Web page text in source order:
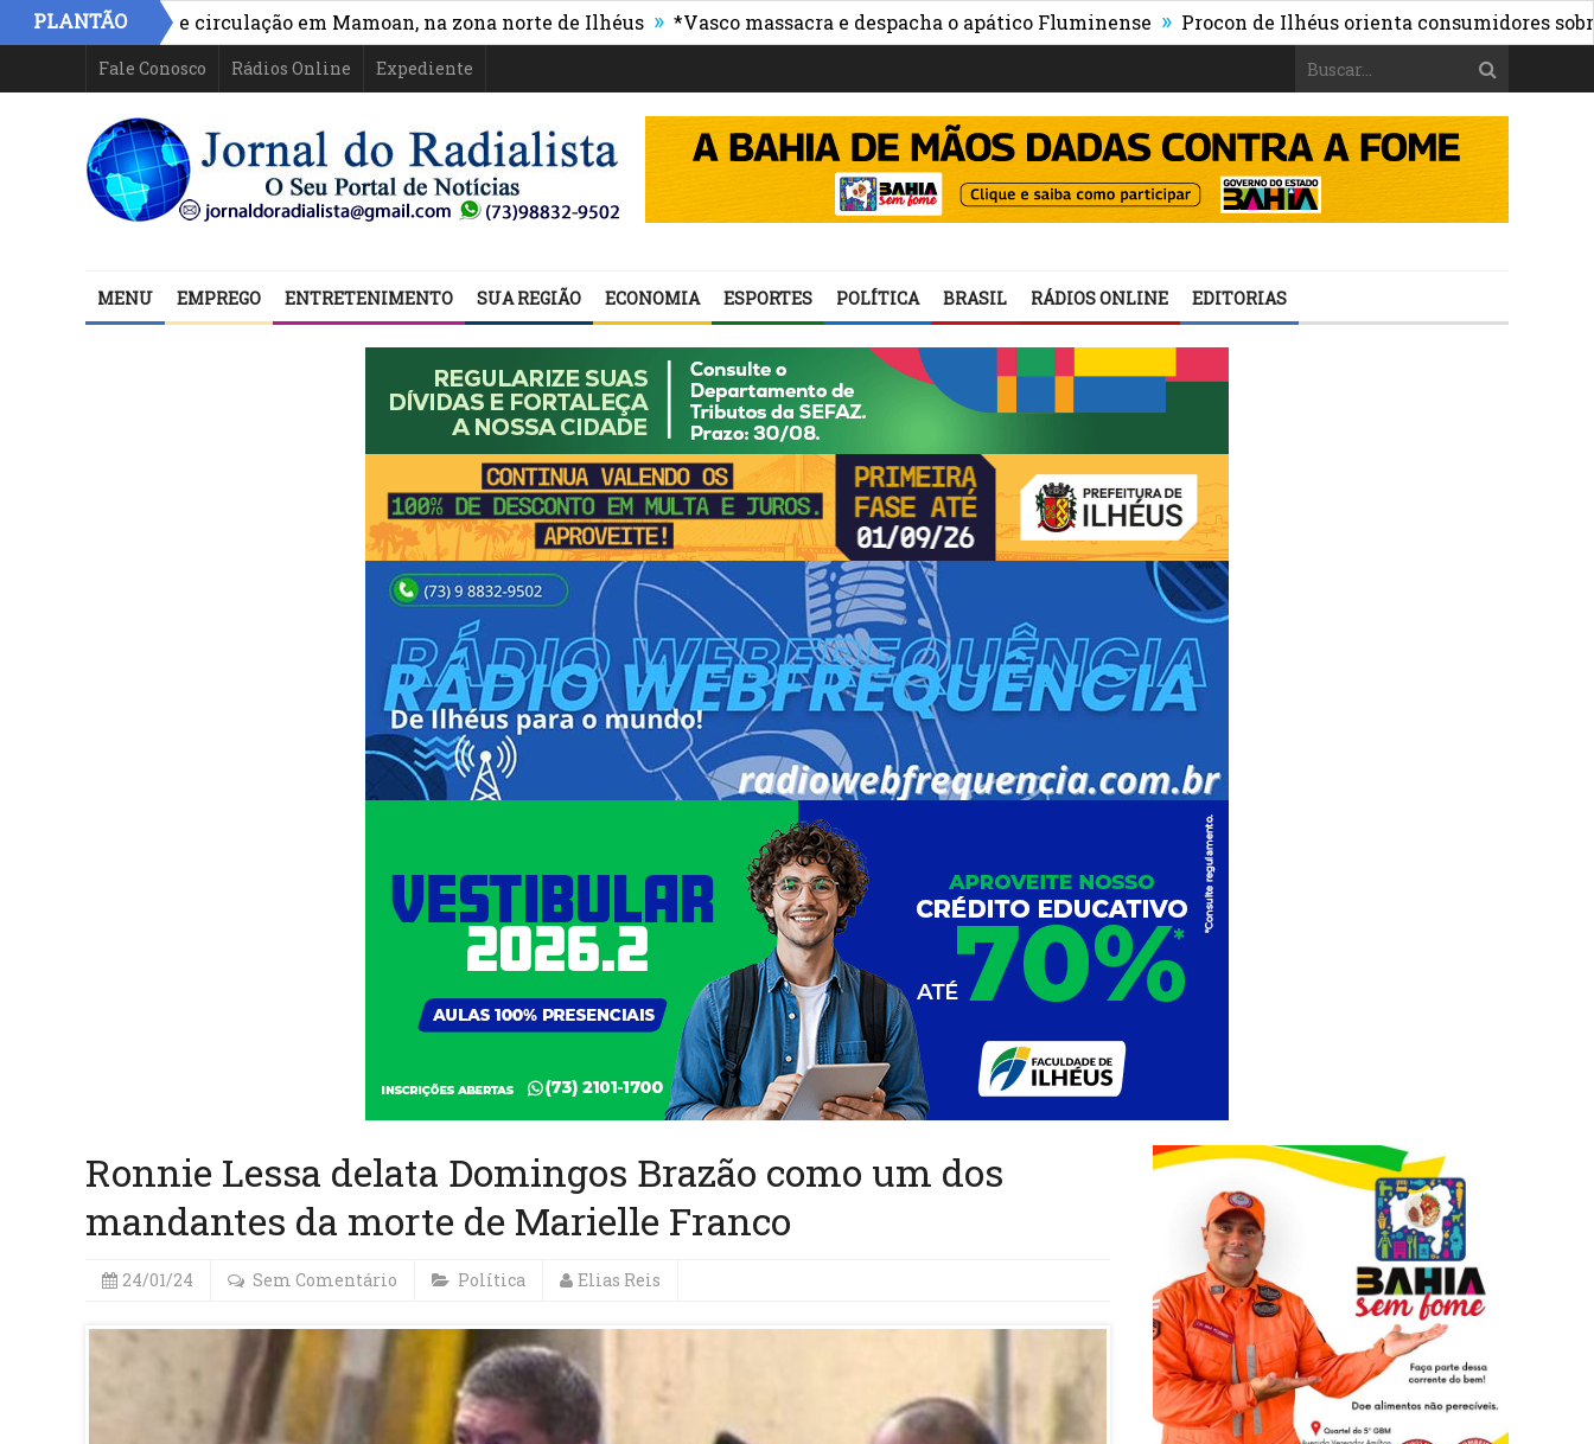
PLANTÃO
acesso e circulação em Mamoan, na zona norte de Ilhéus » *Vasco massacra e despacha o apático Fluminense » Procon de Ilhéus orienta consumidores sobre os
Fale Conosco Rádios Online Expediente
MENU EMPREGO ENTRETENIMENTO SUA REGIÃO ECONOMIA ESPORTES POLÍTICA BRASIL RÁDIOS ONLINE EDITORIAS
Ronnie Lessa delata Domingos Brazão como um dos
mandantes da morte de Marielle Franco
24/01/24 Sem Comentário Política Elias Reis